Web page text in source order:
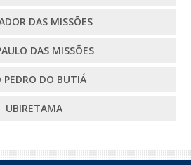
DAS MISSÕES
DAS MISSÕES
PEDRO DO BUTIÁ
UBIRETAMA